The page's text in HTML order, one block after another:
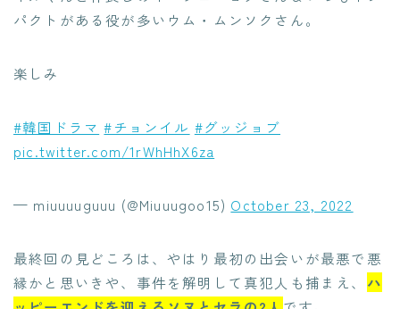
パクトがある役が多いウム・ムンソクさん。
楽しみ
#韓国ドラマ #チョンイル #グッジョブ
pic.twitter.com/1rWhHhX6za
— miuuuuguuu (@Miuuugoo15) October 23, 2022
最終回の見どころは、やはり最初の出会いが最悪で悪
縁かと思いきや、事件を解明して真犯人も捕まえ、 ハ